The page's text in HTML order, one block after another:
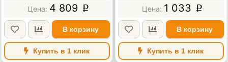
4 809 p
В корзину
Купить в 1 клик
1 033 p
В корзину
Купить в 1 клик